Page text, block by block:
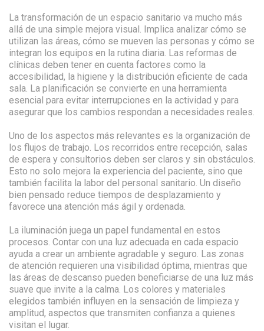
La transformación de un espacio sanitario va mucho más
allá de una simple mejora visual. Implica analizar cómo se
utilizan las áreas, cómo se mueven las personas y cómo se
integran los equipos en la rutina diaria. Las reformas de
clínicas deben tener en cuenta factores como la
accesibilidad, la higiene y la distribución eficiente de cada
sala. La planificación se convierte en una herramienta
esencial para evitar interrupciones en la actividad y para
asegurar que los cambios respondan a necesidades reales.
Uno de los aspectos más relevantes es la organización de
los flujos de trabajo. Los recorridos entre recepción, salas
de espera y consultorios deben ser claros y sin obstáculos.
Esto no solo mejora la experiencia del paciente, sino que
también facilita la labor del personal sanitario. Un diseño
bien pensado reduce tiempos de desplazamiento y
favorece una atención más ágil y ordenada.
La iluminación juega un papel fundamental en estos
procesos. Contar con una luz adecuada en cada espacio
ayuda a crear un ambiente agradable y seguro. Las zonas
de atención requieren una visibilidad óptima, mientras que
las áreas de descanso pueden beneficiarse de una luz más
suave que invite a la calma. Los colores y materiales
elegidos también influyen en la sensación de limpieza y
amplitud, aspectos que transmiten confianza a quienes
visitan el lugar.